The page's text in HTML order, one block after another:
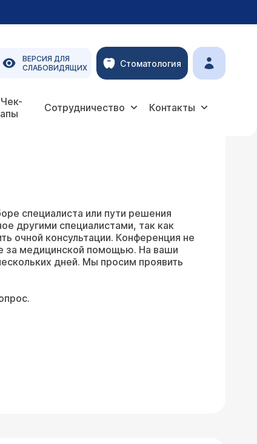
ВЕРСИЯ ДЛЯ
СЛАБОВИДЯЩИХ
Стоматология
Чек-
апы
Сотрудничество Контакты
специалиста или пути решения
другими специалистами, так как
очной консультации. Конференция не
за медицинской помощью. На ваши
дней. Мы просим проявить